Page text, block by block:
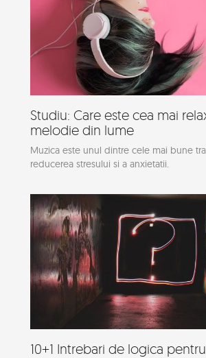
Studiu: Care este cea mai
melodie din lume
Muzica este unul dintre cele mai bune
reducerea stresului si a anxietatii.
10+1 Intrebari de logica